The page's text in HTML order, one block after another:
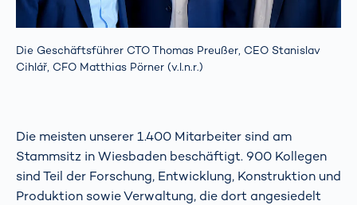
Die Geschäftsführer CTO Thomas Preußer, CEO Stanislav
Cihlář, CFO Matthias Pörner (v.l.n.r.)
Die meisten unserer 1.400 Mitarbeiter sind am
Stammsitz in Wiesbaden beschäftigt. 900 Kollegen
sind Teil der Forschung, Entwicklung, Konstruktion und
Produktion sowie Verwaltung, die dort angesiedelt